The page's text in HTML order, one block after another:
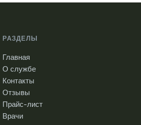
РАЗДЕЛЫ
Главная
О службе
Контакты
Отзывы
Прайс-лист
Врачи